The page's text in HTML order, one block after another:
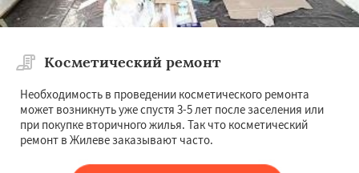
Косметический ремонт
Необходимость в проведении косметического ремонта
может возникнуть уже спустя 3-5 лет после заселения или
при покупке вторичного жилья. Так что косметический
ремонт в Жилеве заказывают часто.